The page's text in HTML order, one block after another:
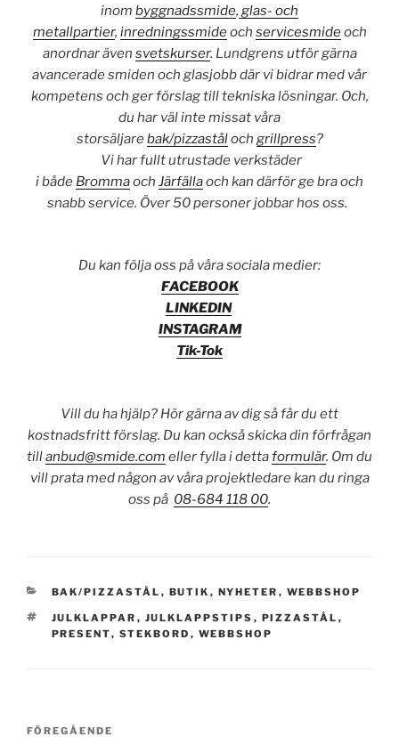
inom byggnadssmide, glas- och
metallpartier, inredningssmideoch servicesmideoch
anordnar även svetskurser. Lundgrens utför gärna
avancerade smiden och glasjobb där vi bidrar med vår
kompetens och ger förslag till tekniska lösningar. Och,
du har väl inte missat våra
storsäljarebak/pizzaståloch grillpress?
Vi har fullt utrustade verkstäder
i både Brommaoch Järfällaoch kan därför ge bra och
snabb service. Över 50 personer jobbar hos oss.
Du kan följa oss på våra sociala medier:
FACEBOOK
LINKEDIN
INSTAGRAM
Tik-Tok
Vill du ha hjälp? Hör gärna av dig så får du ett
kostnadsfritt förslag. Du kan också skicka din förfrågan
tillanbud@smide.com eller fylla i dettaformulär. Om du
vill prata med någon av våra projektledare kan du ringa
oss på 08-684 118 00.
KATEGORIER
BAK/PIZZASTÅL , BUTIK , NYHETER , WEBBSHOP
TAGGAR
JULKLAPPAR , JULKLAPPSTIPS , PIZZASTÅL ,
PRESENT, STEKBORD , WEBBSHOP
Inläggsnavigering
Föregående
FÖREGÅENDE